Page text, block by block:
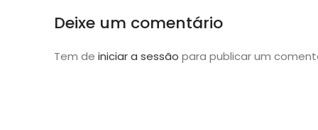
Deixe um comentário
Tem de iniciar a sessão para publicar um